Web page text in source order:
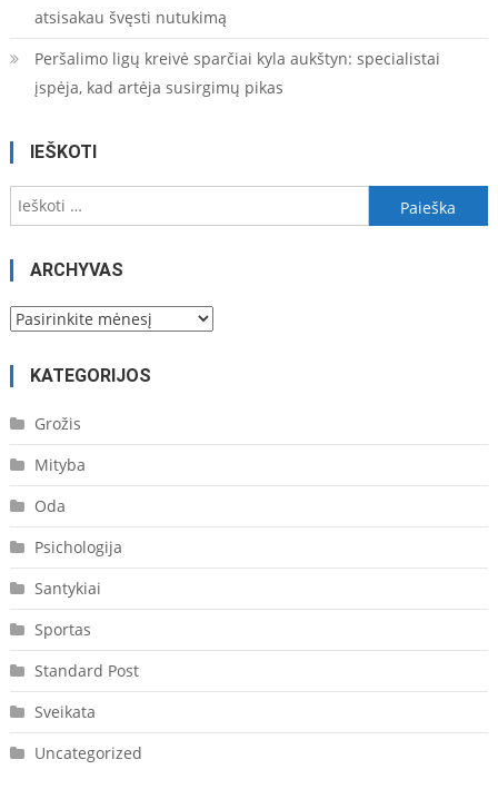
atsisakau švęsti nutukimą
Peršalimo ligų kreivė sparčiai kyla aukštyn: specialistai
įspėja, kad artėja susirgimų pikas
IEŠKOTI
Ieškoti:
ARCHYVAS
Archyvas
KATEGORIJOS
Grožis
Mityba
Oda
Psichologija
Santykiai
Sportas
Standard Post
Sveikata
Uncategorized